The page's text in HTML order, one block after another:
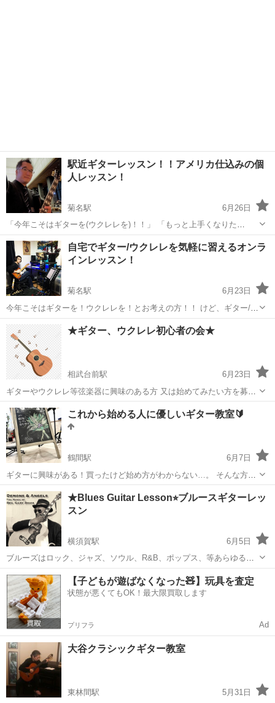
駅近ギターレッスン！！アメリカ仕込みの個
人レッスン！
菊名駅
6月26日
「今年こそはギターを(ウクレレを)！！」 「もっと上手くなりた
い！」 「あの曲を弾いてみたい！」 「習いたいけど、予定がなかなか
合わない」 「触った事ないけど、大丈夫かなぁ？」 と思っている方、
そのギター/ウク...
神奈川 横浜市 菊名駅 ギター
自宅でギター/ウクレレを気軽に習えるオンラ
インレッスン！
菊名駅
6月23日
今年こそはギターを！ウクレレを！とお考えの方！！ けど、ギター/ウ
クレレを習いたいけど通うのは難しい 近所の音楽教室ではレッスンの
曜日が合わない YouTube見て挑戦したけど弾けなかった 近所に良い音
楽教室がな...
菊名駅 ギター
★ギター、ウクレレ初心者の会★
相武台前駅
6月23日
ギターやウクレレ等弦楽器に興味のある方 又は始めてみたい方を募集
しています。 初心者の方は、一からサポートします。 これまで楽器は
あるけれど あまり触れたことがない方が 参加されています。 音楽で
つながる...
神奈川 座間市 相武台前駅 ギター 集い
これから始める人に優しいギター教室🔰
鶴間駅
6月7日
ギターに興味がある！買ったけど始め方がわからない…。 そんな方を
手取り足取り丁寧にレッスンいたします😺 はじめまして！ Goo's
Music Schoolと申します♪ (グーズ ミュージック スクール) ...
神奈川 大和市
★Blues Guitar Lesson⭐︎ブルースギターレッ
スン
横須賀駅
6月5日
ブルーズはロック、ジャズ、ソウル、R&B、ポップス、等あらゆるア
メリカンミュージックのルーツです🪾🌿 ブルースギターに興味ある方
はもちろん、 アコースティックギター、エレクトリックギター初心者
の方も、基本をブルースギター...
神奈川 横須賀市 横須賀駅 ギター
【子どもが遊ばなくなった🧸】玩具を査定
状態が悪くてもOK！最大限買取します
プリフラ Ad
大谷クラシックギター教室
東林間駅 5月31日